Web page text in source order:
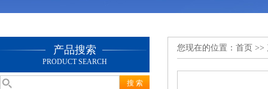
产品搜索
PRODUCT SEARCH
您现在的位置： 首页 >>